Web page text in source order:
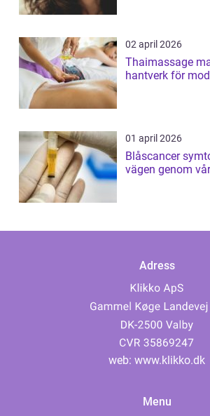
02 april 2026
Thaimassage malmö
hantverk för
01 april 2026
Blåscancer symtom, diagnos och
vägen genom
Adress
web: www.klikko.dk
Menu